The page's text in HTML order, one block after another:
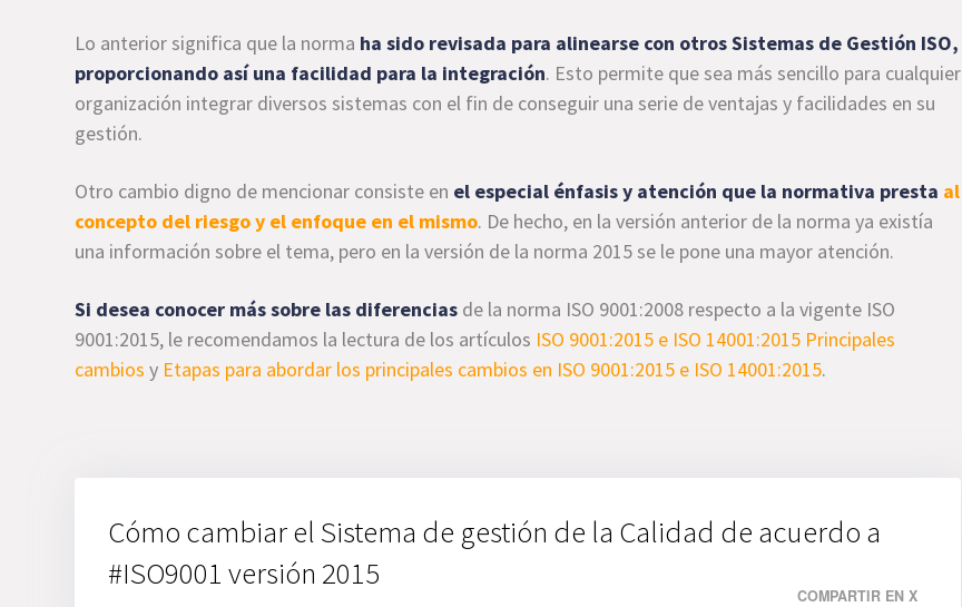
Lo anterior significa que la norma ha sido revisada para alinearse con otros Sistemas de Gestión ISO,
proporcionando así una facilidad para la integración. Esto permite que sea más sencillo para cualquier
organización integrar diversos sistemas con el fin de conseguir una serie de ventajas y facilidades en su
gestión.
Otro cambio digno de mencionar consiste en el especial énfasis y atención que la normativa presta al
concepto del riesgo y el enfoque en el mismo. De hecho, en la versión anterior de la norma ya existía
una información sobre el tema, pero en la versión de la norma 2015 se le pone una mayor atención.
Si desea conocer más sobre las diferencias de la norma ISO 9001:2008 respecto a la vigente ISO
9001:2015, le recomendamos la lectura de los artículos ISO 9001:2015 e ISO 14001:2015 Principales
cambios y Etapas para abordar los principales cambios en ISO 9001:2015 e ISO 14001:2015.
Cómo cambiar el Sistema de gestión de la Calidad de acuerdo a
#ISO9001 versión 2015
COMPARTIR EN X